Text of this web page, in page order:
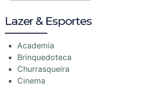
Lazer & Esportes
Academia
Brinquedoteca
Churrasqueira
Cinema